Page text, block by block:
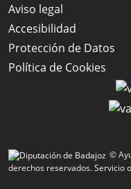
Aviso legal
Accesibilidad
Protección de Datos
Política de Cookies
©
derechos reservados.Servicio